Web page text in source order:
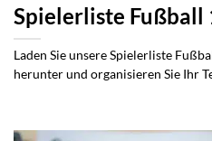
Spielerliste Fußball
Laden Sie unsere Spielerliste
herunter und organisieren Sie Ihr